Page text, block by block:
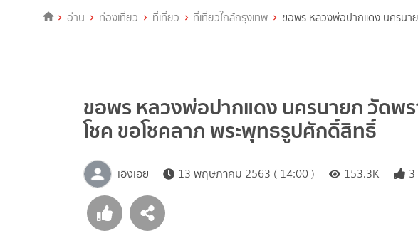
อ่าน ท่องเที่ยว ที่เที่ยว ที่เที่ยวใกล้กรุงเทพ ขอพร หลวงพ่อปากแดง นครนา
ขอพร หลวงพ่อปากแดง นครนายก วัดพ
โชค ขอโชคลาภ พระพุทธรูปศักดิ์สิทธิ์
เอิงเอย 13 พฤษภาคม 2563 ( 14:00 ) 153.3K 3